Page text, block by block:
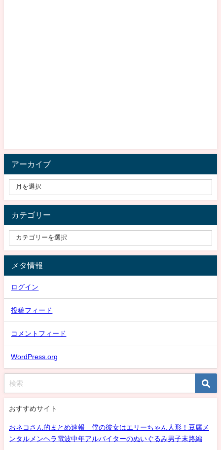
アーカイブ
カテゴリー
メタ情報
ログイン
投稿フィード
コメントフィード
WordPress.org
おすすめサイト
おネコさん的まとめ速報 僕の彼女はエリーちゃん人形！豆腐メ
ンタルメンヘラ電波中年アルバイターのぬいぐるみ男子末路編